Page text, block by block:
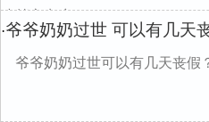
建档立卡户
·爷爷奶奶过世 可以有几天
爷爷奶奶过世可以有几天丧假